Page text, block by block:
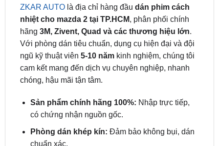
Địa Chỉ Gắn Camera Hành Trình Mazda Uy Tín Tại Sài
Gòn
ZKAR AUTOlà địa chỉ hàng đầudán phim cách
nhiệt cho mazda 2 tại TP.HCM, phân phối chính
hãng3M, Zivent, Quad và các thương hiệu lớn
Với phòng dán tiêu chuẩn, dụng cụ hiện đại và đội
cam kết mang đến dịch vụ chuyên nghiệp, nhanh
chóng, hậu mãi tận tâm.
Sản phẩm chính hãng 100%: